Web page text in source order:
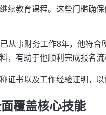
续教育课程。这些门槛确
从事财务工作8年，他符
，有助于他顺利完成报名流
证书以及工作经验证明，
覆盖核心技能